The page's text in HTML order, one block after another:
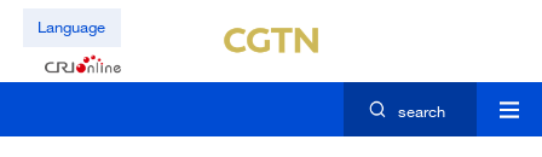
Language
search